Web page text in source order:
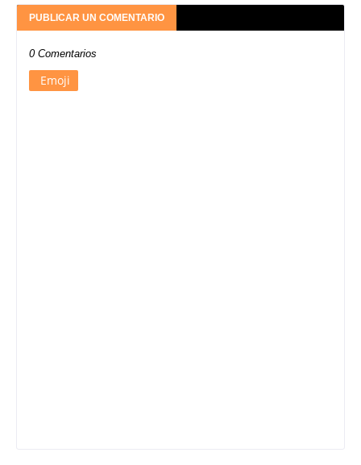
PUBLICAR UN COMENTARIO
0 Comentarios
Emoji